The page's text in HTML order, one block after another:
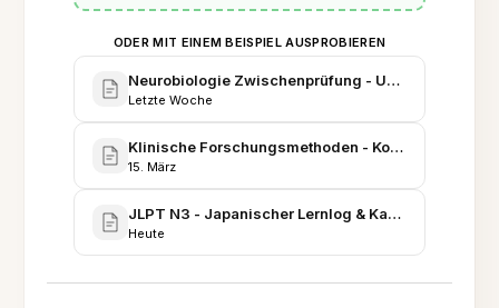
ODER MIT EINEM BEISPIEL AUSPROBIEREN
Neurobiologie Zwischenprüfung - Umfassendes
Letzte Woche
Klinische Forschungsmethoden - Konsolidierte
15. März
JLPT N3 - Japanischer Lernlog & Kanji-Vault
Heute